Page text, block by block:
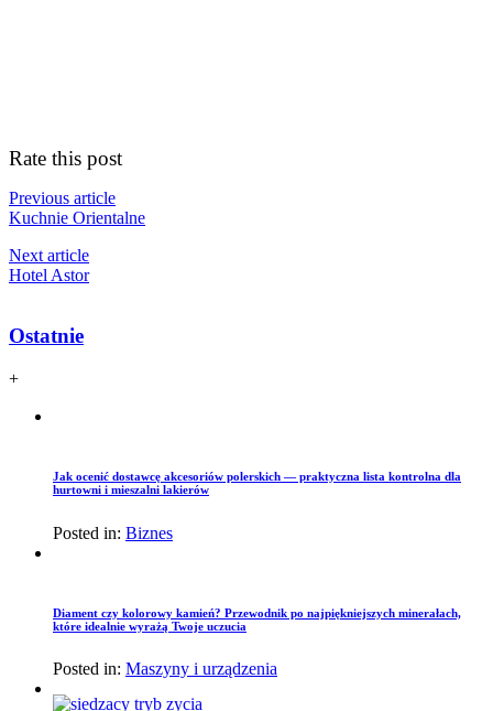
Rate this post
Previous article
Kuchnie Orientalne
Next article
Hotel Astor
Ostatnie
+
Jak ocenić dostawcę akcesoriów polerskich — praktyczna lista kontrolna dla
hurtowni i mieszalni lakierów
Posted in: Biznes
Diament czy kolorowy kamień? Przewodnik po najpiękniejszych minerałach,
które idealnie wyrażą Twoje uczucia
Posted in: Maszyny i urządzenia